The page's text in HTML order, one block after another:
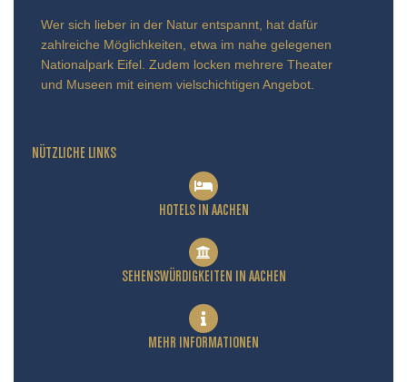
Wer sich lieber in der Natur entspannt, hat dafür
zahlreiche Möglichkeiten, etwa im nahe gelegenen
Nationalpark Eifel. Zudem locken mehrere Theater
und Museen mit einem vielschichtigen Angebot.
NÜTZLICHE LINKS
HOTELS IN AACHEN
SEHENSWÜRDIGKEITEN IN AACHEN
MEHR INFORMATIONEN